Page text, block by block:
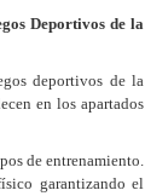
Deportivos de la
deportivos de la
en los apartados
de entrenamiento.
garantizando el